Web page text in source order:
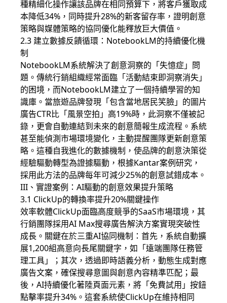
種精細化操作讓該品牌在相同預算下，將客戶獲取成
本降低34%，同時提升28%的新客留存率，證明創意
策略與媒體策略的協同優化能釋放巨大價值。
2.3 建立數據反饋循環：NotebookLM的持續優化機
制
NotebookLM系統解決了創意洞察的「失憶症」問
題。傳統行銷組織經常面臨「活動結束即洞察消失」
的困境，而NotebookLM建立了一個持續學習的知
識庫。當旅遊品牌發現「包含當地居民笑臉」的圖片
廣告CTR比「風景空拍」高19%時，此洞察不僅被記
錄，更會自動連結到未來的創意簡報生成流程。系統
甚至能偵測市場環境變化，主動提醒團隊更新創意策
略。這種自我進化的數據機制，使品牌的創意決策從
經驗驅動轉型為證據驅動，根據Kantar案例研究，
採用此方法的品牌每年可減少25%的創意試錯成本。
III、實證案例：AI驅動的創意效果提升策略
3.1 ClickUp的轉換率提升20%關鍵操作
效率軟體ClickUp面臨高度競爭的SaaS市場環境，其
行銷團隊採用AI Max搜尋廣告解決方案實現突破性
成長。關鍵在於三重AI協同機制：首先，系統自動擴
展1,200組高意向長尾關鍵字，如「遠端團隊任務管
理工具」；其次，透過即時語義分析，動態生成對應
廣告文案，確保搜尋意圖與創意內容精準匹配；最
後，AI持續優化著陸頁面元素，將「免費試用」按鈕
點擊率提升34%。這套系統使ClickUp在維持相同